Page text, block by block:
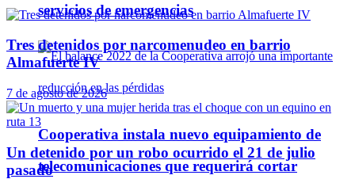
servicios de emergencias
Cooperativa instala nuevo equipamiento de
telecomunicaciones que requerirá cortar
Tres detenidos por narcomenudeo en barrio
Almafuerte IV
7 de agosto de 2026
Un detenido por un robo ocurrido el 21 de julio
pasado